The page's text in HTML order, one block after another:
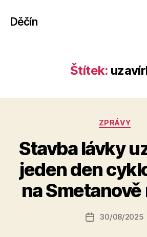
Děčín
Štítek:
Rubriky
ZPRÁVY
Stavba lávky
jeden den
na
Autor
A
u
t
o
a
Datum
30/08/2025